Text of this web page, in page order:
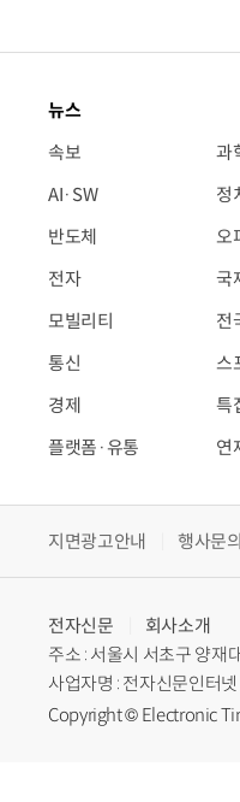
뉴스
속보
AI·SW
반도체
전자
모빌리티
통신
경제
플랫폼·유통
과
정
오
국
전
스
특
연
지면광고안내 행사문의
전자신문
회사소개
주소 : 서울시 서초구 양
사업자명 : 전자신문인터넷
Copyright © Electronic